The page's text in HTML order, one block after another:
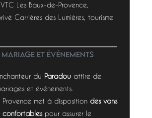
Les Baux-de-Provence,
Carrières des Lumières, tourisme
et événements
du Paradou attire de
et événements.
Provence met à disposition des vans
confortablespour assurer le